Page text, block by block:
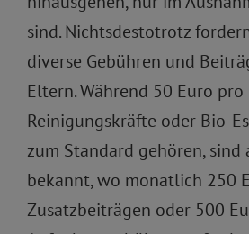
sind. Nichtsdestotrotz
diverse Gebühren und
Eltern. Während 50 Euro
Reinigungskräfte oder Bio-
zum Standard gehören, sind
bekannt, wo monatlich 250
Zusatzbeiträgen oder 500